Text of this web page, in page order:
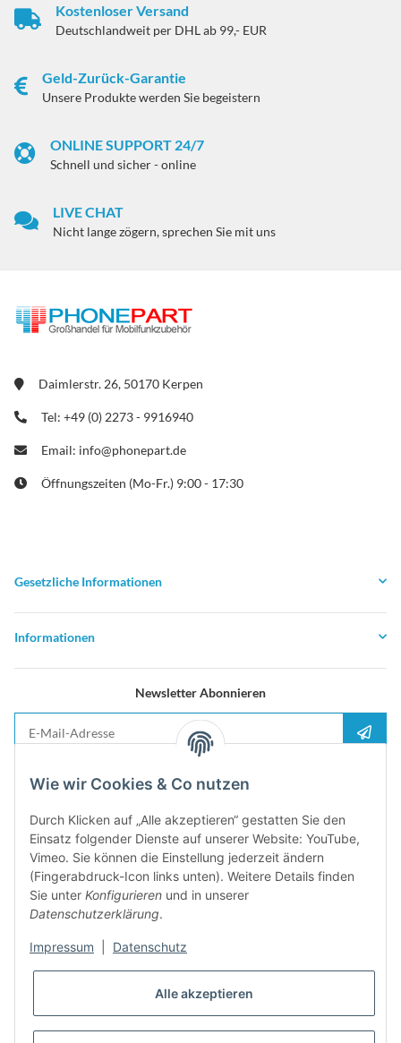
Wie wir Cookies & Co nutzen
Durch Klicken auf „Alle akzeptieren“ gestatten Sie den
Einsatz folgender Dienste auf unserer Website: YouTube,
Vimeo. Sie können die Einstellung jederzeit ändern
(Fingerabdruck-Icon links unten). Weitere Details finden
Sie unter Konfigurieren und in unserer
Datenschutzerklärung.
Impressum Datenschutz
Alle akzeptieren
Kostenloser Versand
Deutschlandweit per DHL ab 99,- EUR
Geld-Zurück-Garantie
Unsere Produkte werden Sie begeistern
ONLINE SUPPORT 24/7
Schnell und sicher - online
LIVE CHAT
Nicht lange zögern, sprechen Sie mit uns
Daimlerstr. 26, 50170 Kerpen
Tel: +49 (0) 2273 - 9916940
Email: info@phonepart.de
Öffnungszeiten (Mo-Fr.) 9:00 - 17:30
Gesetzliche Informationen
Informationen
Newsletter Abonnieren
Bitte senden Sie mir entsprechend Ihrer
jederzeit widerruflich Informationen zu Ihrem Produktsortiment per E-Mail zu.
Newsletter abonieren und5%Rabatt-Guschein erhalten. Für Ihren
nächsten Einkauf. Den Gutschein erhalten Sie per Email nach der
erfolgreichen Bestätigung Ihrer Email-Adresse